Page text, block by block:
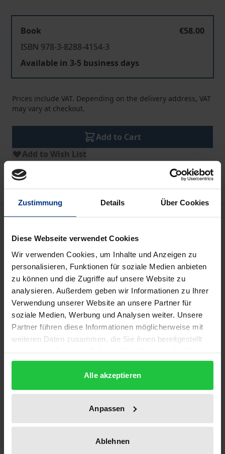
Zustimmung Details Über Cookies
Diese Webseite verwendet Cookies
Wir verwenden Cookies, um Inhalte und Anzeigen zu
personalisieren, Funktionen für soziale Medien anbieten
zu können und die Zugriffe auf unsere Website zu
analysieren. Außerdem geben wir Informationen zu Ihrer
Verwendung unserer Website an unsere Partner für
soziale Medien, Werbung und Analysen weiter. Unsere
Partner führen diese Informationen möglicherweise mit
weiteren Daten zusammen, die Sie ihnen bereitgestellt
gesammelt haben.
Alle akzeptieren
Anpassen
Ablehnen
Book
€58.00
ISBN 978-3-8288-4154-3
Available in 3-5 business days
Prices include VAT. Depending on the delivery address, VAT
may vary at checkout.
Add to Cart
Add to Wish List
Delivery cost notice
Description
Arbeitnehmer im Krankheitsfall gegen den
Arbeitgeber einen Anspruch auf Entgeltfortzahlung.
Dabei begrenzt der Gesetzgeber den Zeitraum der
Entgeltfortzahlung auf insgesamt sechs Wochen,
sofern die krankheitsbedingten Fehlzeiten auf ein
und derselben Erkrankung beruhen. Resultieren die
Fehlzeiten aber aus verschiedenen Krankheiten,
beginnt der Sechswochenzeitraum des § 3 EFZG
immer wieder von Neuem zu laufen. Durch diesen
Neubeginn kann der Arbeitgeber bei häufigen
Kurzerkrankungen des Arbeitnehmers mit
unter von der Rechtsprechung des